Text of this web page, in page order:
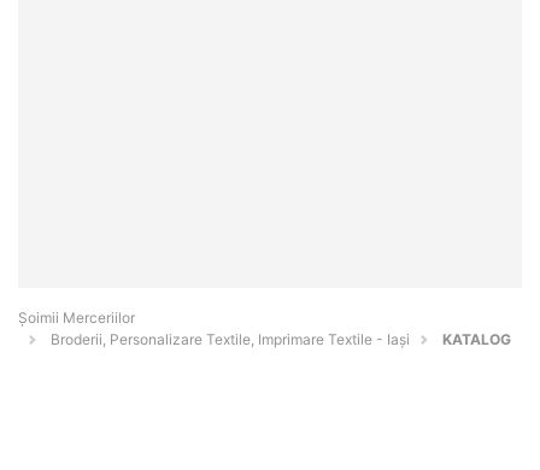
Șoimii Merceriilor
Broderii, Personalizare Textile, Imprimare Textile - Iaşi
KATALOG